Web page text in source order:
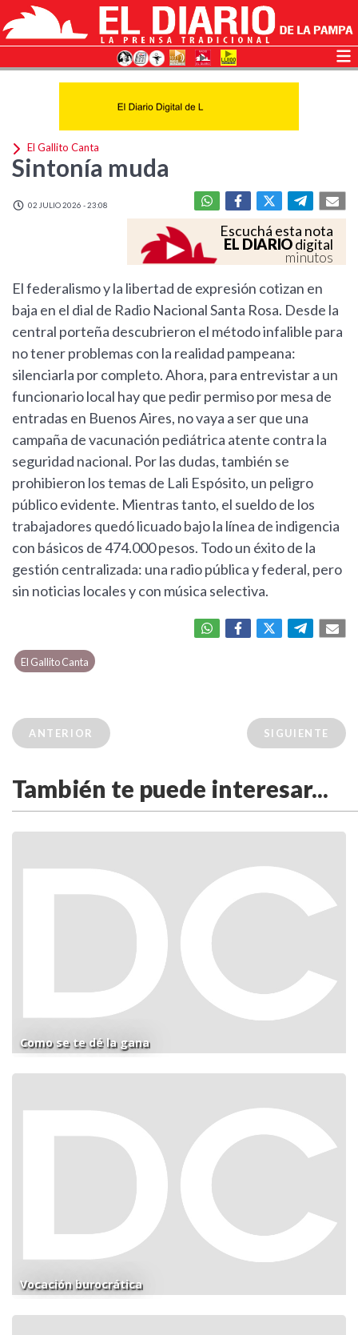
El Gallito Canta
Sintonía muda
02 JULIO 2026 - 23:08
Escuchá esta nota
EL DIARIOdigital
minutos
El federalismo y la libertad de expresión cotizan en
baja en el dial de Radio Nacional Santa Rosa. Desde la
central porteña descubrieron el método infalible para
no tener problemas con la realidad pampeana:
silenciarla por completo. Ahora, para entrevistar a un
funcionario local hay que pedir permiso por mesa de
entradas en Buenos Aires, no vaya a ser que una
campaña de vacunación pediátrica atente contra la
seguridad nacional. Por las dudas, también se
prohibieron los temas de Lali Espósito, un peligro
público evidente. Mientras tanto, el sueldo de los
trabajadores quedó licuado bajo la línea de indigencia
con básicos de 474.000 pesos. Todo un éxito de la
gestión centralizada: una radio pública y federal, pero
sin noticias locales y con música selectiva.
El Gallito Canta
ANTERIOR SIGUIENTE
También te puede interesar...
Como se te dé la gana
Vocación burocrática